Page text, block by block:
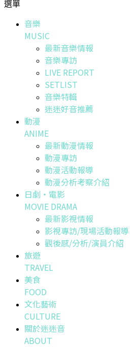
選單
音樂
MUSIC
最新音樂情報
音樂專訪
LIVE REPORT
SETLIST
音樂特輯
迷迷好音推薦
動漫
ANIME
最新動漫情報
動漫專訪
動漫活動報導
動漫分析考察介紹
日劇・電影
MOVIE DRAMA
最新影視情報
影視專訪/現場活動報導
觀後感/分析/演員介紹
旅遊
TRAVEL
美食
FOOD
文化藝術
CULTURE
關於迷迷音
ABOUT